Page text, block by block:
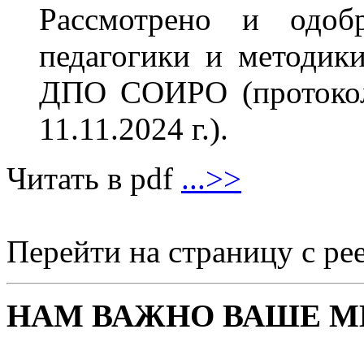
Рассмотрено и
педагогики и
ДПО СОИРО
11.11.2024 г.).
Читать в pdf ...>>
Перейти на страницу с
НАМ ВАЖНО ВАШЕ